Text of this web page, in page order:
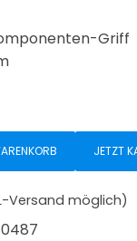
Griff
JETZT
Versand möglich)